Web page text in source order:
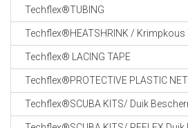
Techflex®TUBING
Techflex®HEATSHRINK / Krimpkous
Techflex® LACING TAPE
Techflex®PROTECTIVE PLASTIC
Techflex®SCUBA KITS/ Duik